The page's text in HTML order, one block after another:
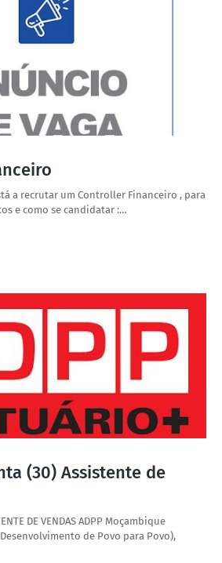
a recrutar um Controller Financeiro , para
e como se candidatar :…
(30) Assistente de
DE VENDAS ADPP Moçambique
de Povo para Povo),